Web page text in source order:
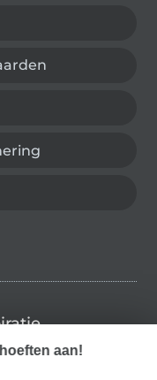
aan!